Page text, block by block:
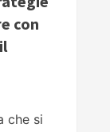
con
che si